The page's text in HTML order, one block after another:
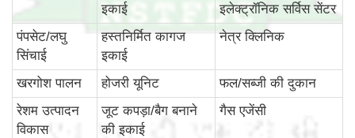
इकाई
इलेक्ट्रॉनिक सर्विस सेंटर
पंपसेट/लघु
सिंचाई
हस्तनिर्मित कागज
इकाई
नेत्र क्लिनिक
खरगोश पालन होजरी यूनिट
फल/सब्जी की दुकान
रेशम उत्पादन
विकास
जूट कपड़ा/बैग बनाने
की इकाई
गैस एजेंसी